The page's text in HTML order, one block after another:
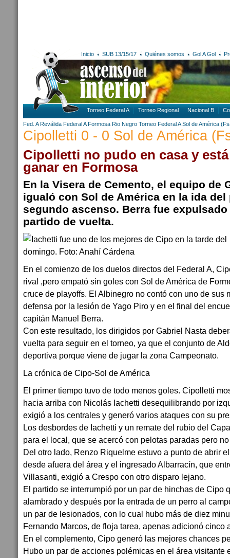
Inicio SUB 13/15/17 Quiénes somos Gol A Gol
Torneo Federal A Torneo Regional Nacional B
Fed. A Reválida Federal A Formosa Rio Negro Torneo Federal A Sol de América
Cipolletti 0 - 0 Sol de América
Cipolletti no pudo en casa y
ganar en Formosa
En la Visera de Cemento, el equipo de
igualó con Sol de América en la ida
segundo ascenso. Berra fue
partido de vuelta.
En el comienzo de los duelos directos del Federal A,
rival ,pero empató sin goles con Sol de América de
cruce de playoffs. El Albinegro no contó con uno de sus
defensa por la lesión de Yago Piro y en el final del
capitán Manuel Berra.
Con este resultado, los dirigidos por Gabriel Nasta
vuelta para seguir en el torneo, ya que el conjunto de
deportiva porque viene de jugar la zona Campeonato.
La crónica de Cipo-Sol de América
El primer tiempo tuvo de todo menos goles. Cipolletti
hacia arriba con Nicolás Iachetti desequilibrando por
exigió a los centrales y generó varios ataques con su
Los desbordes de Iachetti y un remate del rubio del
para el local, que se acercó con pelotas paradas pero
Del otro lado, Renzo Riquelme estuvo a punto de abrir
desde afuera del área y el ingresado Albarracín, que
Villasanti, exigió a Crespo con otro disparo lejano.
El partido se interrumpió por un par de hinchas de Cipo
alambrado y después por la entrada de un perro al
un par de lesionados, con lo cual hubo más de diez
Fernando Marcos, de floja tarea, apenas adicionó cinco
En el complemento, Cipo generó las mejores chances
Hubo un par de acciones polémicas en el área visitante